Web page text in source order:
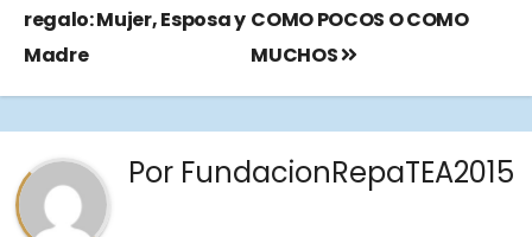
regalo: Mujer, Esposa y
Madre
COMO POCOS O COMO
MUCHOS
Por FundacionRepaTEA2015